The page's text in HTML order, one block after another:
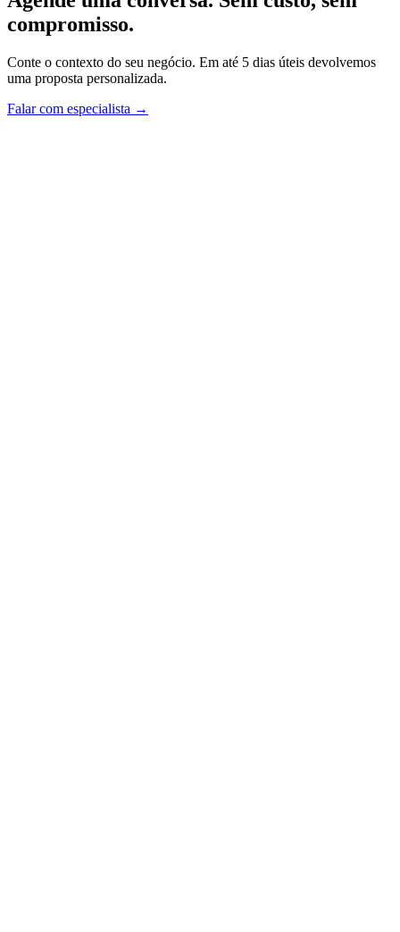
compromisso.
Conte o contexto do seu negócio. Em até 5 dias úteis devolvemos
uma proposta personalizada.
Falar com especialista →